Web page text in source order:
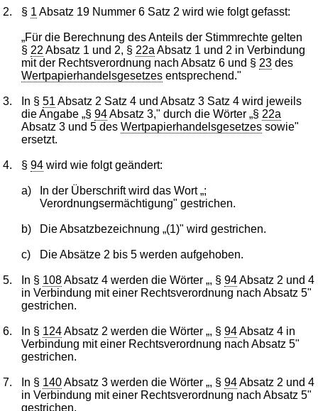
2. § 1 Absatz 19 Nummer 6 Satz 2 wird wie folgt gefasst:
„Für die Berechnung des Anteils der Stimmrechte gelten
§ 22 Absatz 1 und 2, § 22a Absatz 1 und 2 in Verbindung
mit der Rechtsverordnung nach Absatz 6 und § 23 des
Wertpapierhandelsgesetzes entsprechend."
3. In §51 Absatz 2 Satz 4 und Absatz 3 Satz 4 wird jeweils
die Angabe „§94Absatz 3," durch die Wörter „§ 22a
Absatz 3 und 5 desWertpapierhandelsgesetzes sowie"
ersetzt.
4. §94 wird wie folgt geändert:
a)
In der Überschrift wird das Wort „;
Verordnungsermächtigung" gestrichen.
b) Die Absatzbezeichnung „(1)" wird gestrichen.
c) Die Absätze 2 bis 5 werden aufgehoben.
5. In § 108Absatz 4 werden die Wörter „, §94Absatz 2 und 4
in Verbindung mit einer Rechtsverordnung nach Absatz 5"
gestrichen.
6. In § 124Absatz 2 werden die Wörter „, §94Absatz 4 in
Verbindung mit einer Rechtsverordnung nach Absatz 5"
gestrichen.
7. In § 140Absatz 3 werden die Wörter „, §94Absatz 2 und 4
in Verbindung mit einer Rechtsverordnung nach Absatz 5"
gestrichen.